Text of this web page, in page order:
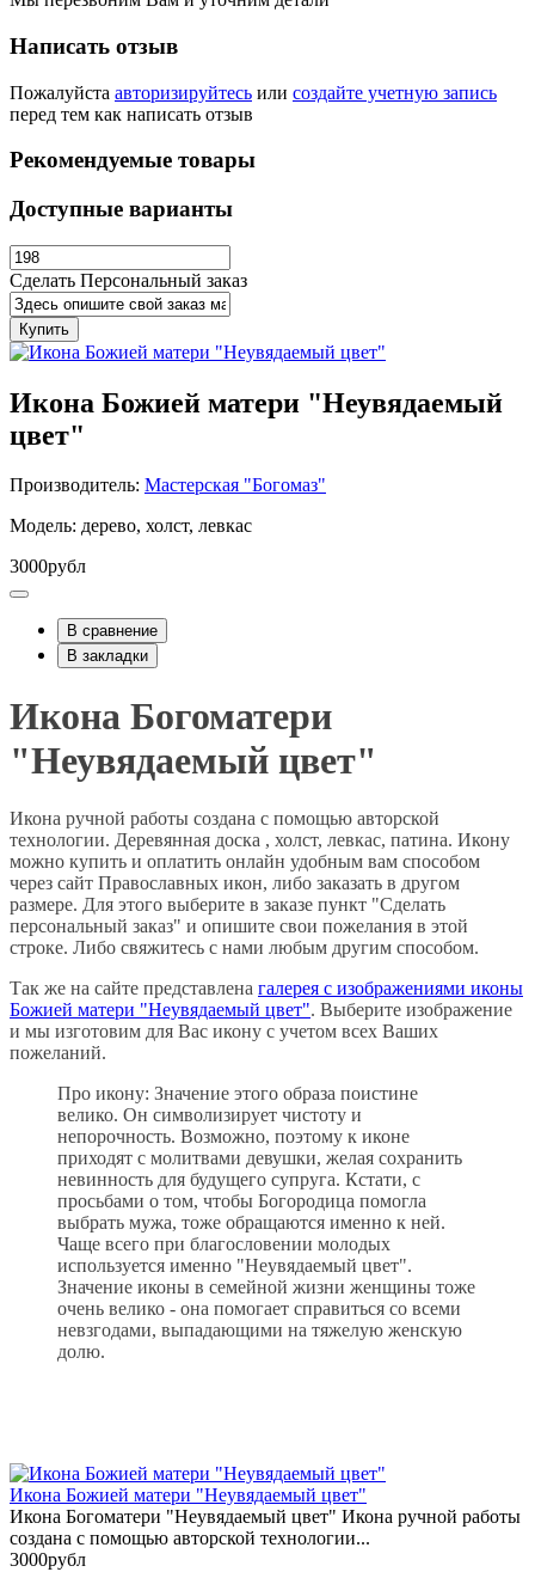
Написать отзыв
Пожалуйста авторизируйтесь или создайте учетную запись
перед тем как написать отзыв
Рекомендуемые товары
Доступные варианты
Сделать Персональный заказ
Купить
Икона Божией матери "Неувядаемый
цвет"
Производитель: Мастерская "Богомаз"
Модель: дерево, холст, левкас
3000рубл
В сравнение
В закладки
Икона Богоматери
"Неувядаемый цвет"
Икона ручной работы создана с помощью авторской
технологии. Деревянная доска , холст, левкас, патина. Икону
можно купить и оплатить онлайн удобным вам способом
через сайт Православных икон, либо заказать в другом
размере. Для этого выберите в заказе пункт "Сделать
персональный заказ" и опишите свои пожелания в этой
строке. Либо свяжитесь с нами любым другим способом.
Так же на сайте представлена галерея с изображениями иконы
Божией матери "Неувядаемый цвет". Выберите изображение
и мы изготовим для Вас икону с учетом всех Ваших
пожеланий.
Про икону: Значение этого образа поистине
велико. Он символизирует чистоту и
непорочность. Возможно, поэтому к иконе
приходят с молитвами девушки, желая сохранить
невинность для будущего супруга. Кстати, с
просьбами о том, чтобы Богородица помогла
выбрать мужа, тоже обращаются именно к ней.
Чаще всего при благословении молодых
используется именно "Неувядаемый цвет".
Значение иконы в семейной жизни женщины тоже
очень велико - она помогает справиться со всеми
невзгодами, выпадающими на тяжелую женскую
долю.
Икона Божией матери "Неувядаемый цвет"
Икона Богоматери "Неувядаемый цвет" Икона ручной работы
создана с помощью авторской технологии...
3000рубл